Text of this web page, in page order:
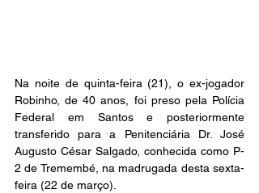
Na noite de quinta-feira (21), o ex-jogador
Robinho, de 40 anos, foi preso pela Polícia
Federal em Santos e posteriormente
transferido para a Penitenciária Dr. José
Augusto César Salgado, conhecida como P-
2 de Tremembé, na madrugada desta sexta-
feira (22 de março).